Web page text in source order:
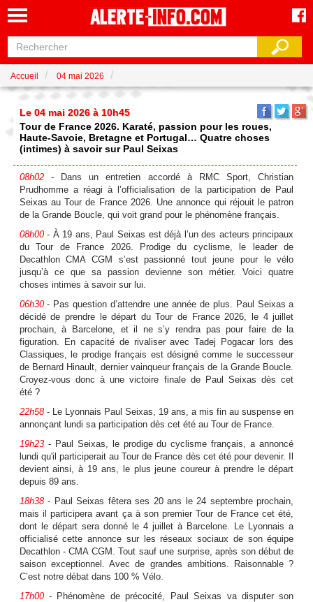
Accueil 04 mai 2026
Le 04 mai 2026 à 10h45
Tour de France 2026. Karaté, passion pour les roues,
Haute-Savoie, Bretagne et Portugal… Quatre choses
(intimes) à savoir sur Paul Seixas
08h02- Dans un entretien accordé à RMC Sport, Christian
Prudhomme a réagi à l’officialisation de la participation de Paul
Seixas au Tour de France 2026. Une annonce qui réjouit le patron
de la Grande Boucle, qui voit grand pour le phénomène français.
08h00- À 19 ans, Paul Seixas est déjà l’un des acteurs principaux
du Tour de France 2026. Prodige du cyclisme, le leader de
Decathlon CMA CGM s’est passionné tout jeune pour le vélo
jusqu’à ce que sa passion devienne son métier. Voici quatre
choses intimes à savoir sur lui.
06h30- Pas question d’attendre une année de plus. Paul Seixas a
décidé de prendre le départ du Tour de France 2026, le 4 juillet
prochain, à Barcelone, et il ne s’y rendra pas pour faire de la
figuration. En capacité de rivaliser avec Tadej Pogacar lors des
Classiques, le prodige français est désigné comme le successeur
de Bernard Hinault, dernier vainqueur français de la Grande Boucle.
Croyez-vous donc à une victoire finale de Paul Seixas dès cet
été ?
22h58- Le Lyonnais Paul Seixas, 19 ans, a mis fin au suspense en
annonçant lundi sa participation dès cet été au Tour de France.
19h23- Paul Seixas, le prodige du cyclisme français, a annoncé
lundi qu'il participerait au Tour de France dès cet été pour devenir. Il
devient ainsi, à 19 ans, le plus jeune coureur à prendre le départ
depuis 89 ans.
18h38- Paul Seixas fêtera ses 20 ans le 24 septembre prochain,
mais il participera avant ça à son premier Tour de France cet été,
dont le départ sera donné le 4 juillet à Barcelone. Le Lyonnais a
officialisé cette annonce sur les réseaux sociaux de son équipe
Decathlon - CMA CGM. Tout sauf une surprise, après son début de
saison exceptionnel. Avec de grandes ambitions. Raisonnable ?
C’est notre débat dans 100 % Vélo.
17h00- Phénomène de précocité, Paul Seixas va disputer son